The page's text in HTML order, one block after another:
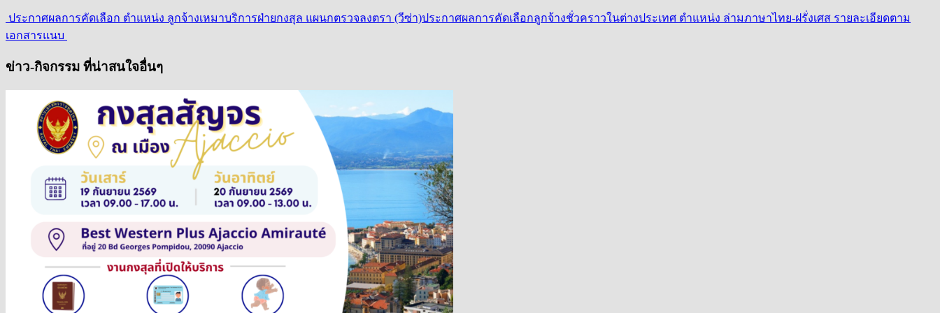
ประกาศผลการคัดเลือก ตำแหน่ง ลูกจ้างเหมาบริการฝ่ายกงสุล แผนกตรวจลงตรา (วีซ่า)ประกาศผลการคัดเลือกลูกจ้างชั่วคราวในต่างประเทศ ตำแหน่ง ล่ามภาษาไทย-ฝรั่งเศส รายละเอียดตาม
เอกสารแนบ
ข่าว-กิจกรรม ที่น่าสนใจอื่นๆ